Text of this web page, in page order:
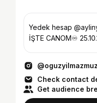
Yedek hesap @aylinyilmazo
İŞTE CANOM♾️
Check contact
Get audience